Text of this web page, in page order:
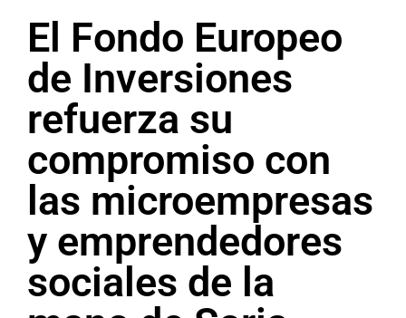
El Fondo Europeo
de Inversiones
refuerza su
compromiso con
las microempresas
y emprendedores
sociales de la